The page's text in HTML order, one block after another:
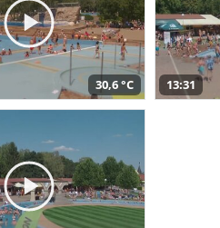
30,6 °C 13:31